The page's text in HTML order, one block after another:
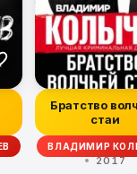
Братство
стаи
ВЛАДИМИР
2017